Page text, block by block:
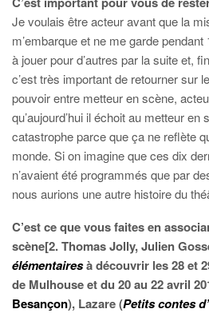
Je voulais être acteur avant que la
m’embarque et ne me garde
à jouer pour d’autres par la suite et,
c’est très important de retourner sur
pouvoir entre metteur en scène,
qu’aujourd’hui il échoit au metteur en
catastrophe parce que ça ne reflète
monde. Si on imagine que ces dix
n’avaient été programmés que par
nous aurions une autre histoire du
C’est ce que vous faites en
scène[2. Thomas Jolly, Julien
élémentairesà découvrir les 28 et
de Mulhouse et du 20 au 22 avril
Besançon), Lazare (Petits contes